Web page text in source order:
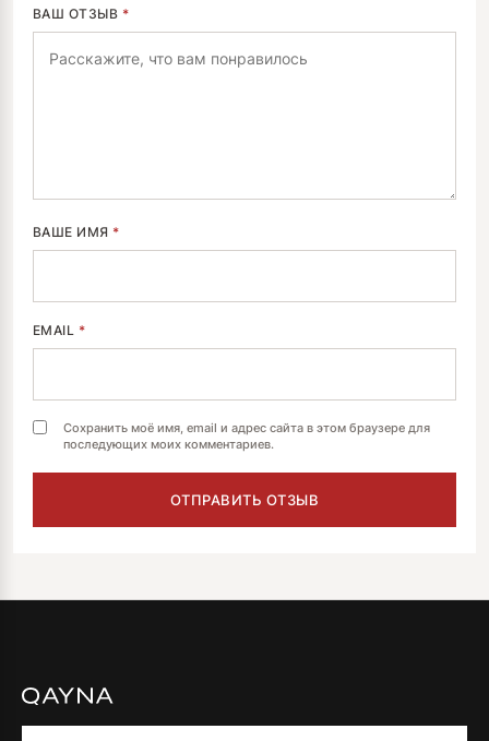
ВАШ ОТЗЫВ *
ВАШЕ ИМЯ *
EMAIL *
Сохранить моё имя, email и адрес сайта в этом браузере для
последующих моих комментариев.